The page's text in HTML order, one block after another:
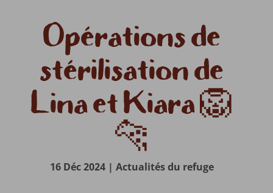
Opérations de
stérilisation de
Lina et Kiara 🦁
🐆
16 Déc 2024| Actualités du refuge